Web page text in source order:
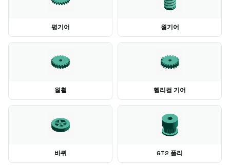
평기어 웜기어
웜휠 헬리컬 기어
바퀴 GT2 풀리